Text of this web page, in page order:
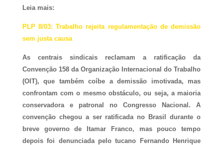
Leia mais:
PLP 8/03: Trabalho rejeita regulamentação de demissão
sem justa causa
As centrais sindicais reclamam a ratificação da
Convenção 158 da Organização Internacional do Trabalho
(OIT), que também coíbe a demissão imotivada, mas
confrontam com o mesmo obstáculo, ou seja, a maioria
conservadora e patronal no Congresso Nacional. A
convenção chegou a ser ratificada no Brasil durante o
breve governo de Itamar Franco, mas pouco tempo
depois foi denunciada pelo tucano Fernando Henrique